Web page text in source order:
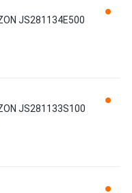
JS281134E500
JS281133S100